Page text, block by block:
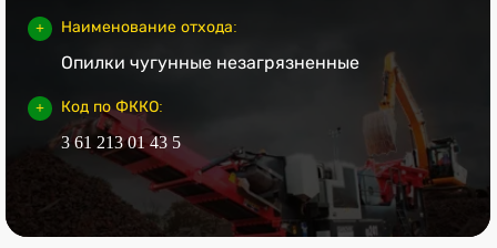
Наименование отхода:
Опилки чугунные незагрязненные
Код по ФККО:
3 61 213 01 43 5